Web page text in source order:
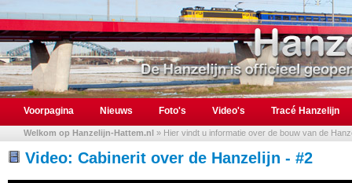
Voorpagina Nieuws Foto's Video's Tracé Hanzelijn
Welkom op Hanzelijn-Hattem.nl » Hier vindt u informatie over de bouw van de
Video: Cabinerit over de Hanzelijn - #2